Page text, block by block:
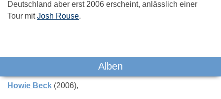
Deutschland aber erst 2006 erscheint, anlässlich einer
Tour mitJosh Rouse.
Das könnte Dich auch interessieren:
Alben
Howie Beck (2006)